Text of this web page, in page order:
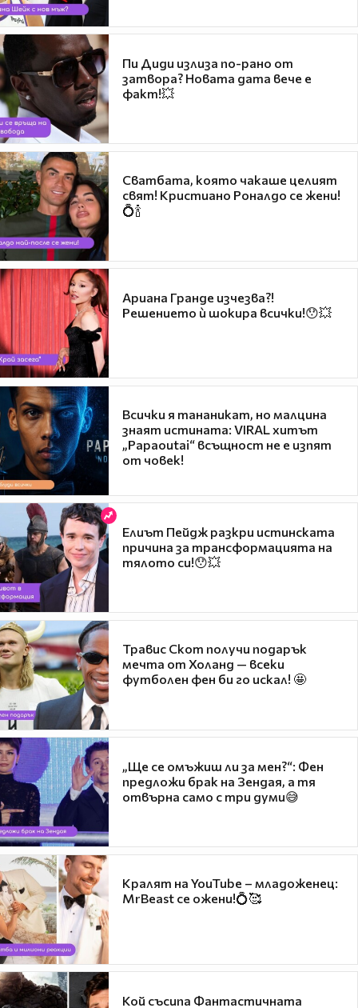
Пи Диди излиза по-рано от
затвора? Новата дата вече е
факт!💥
Сватбата, която чакаше целият
свят! Кристиано Роналдо се жени!
💍🍾
Ариана Гранде изчезва?!
Решението ѝ шокира всички!😯💥
Всички я тананикат, но малцина
знаят истината: VIRAL хитът
„Papaoutai“ всъщност не е изпят
от човек!
Елиът Пейдж разкри истинската
причина за трансформацията на
тялото си!😯💥
Травис Скот получи подарък
мечта от Холанд — всеки
футболен фен би го искал! 🤩
„Ще се омъжиш ли за мен?“: Фен
предложи брак на Зендая, а тя
отвърна само с три думи😅
Кралят на YouTube – младоженец:
MrBeast се ожени!💍🥰
Кой съсипа Фантастичната